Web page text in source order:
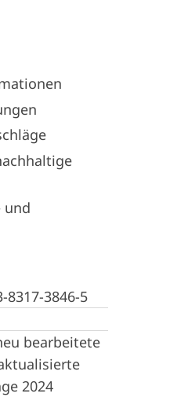
und
8317-3846-5
bearbeitete
2024